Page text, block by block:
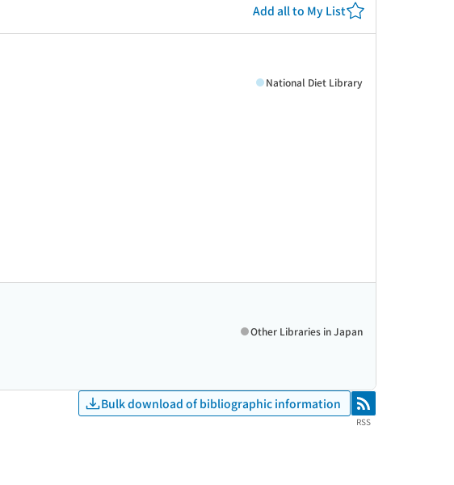
Add all to My List
National Diet Library
Other Libraries in Japan
Bulk download of bibliographic information RSS
RSS